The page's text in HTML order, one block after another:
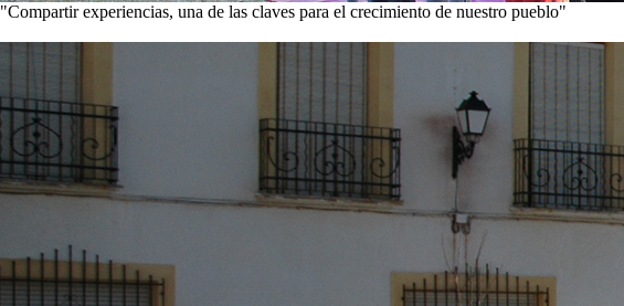
"Compartir experiencias, una de las claves para el crecimiento de nuestro pueblo"